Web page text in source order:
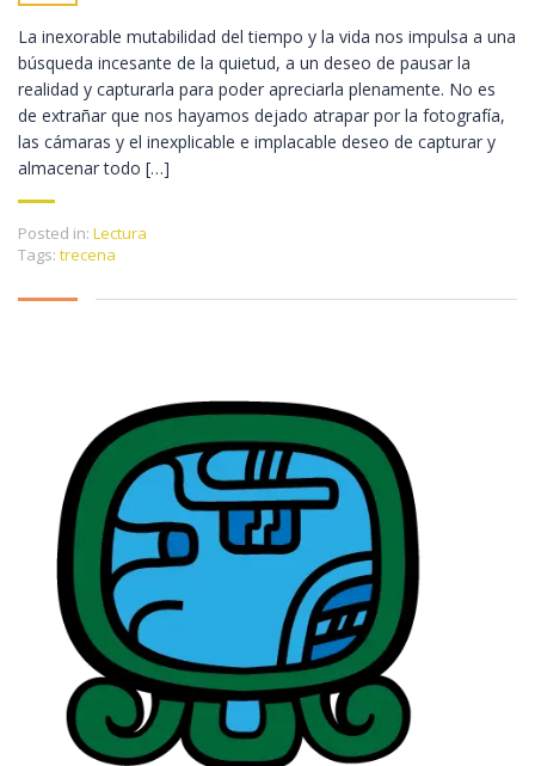
La inexorable mutabilidad del tiempo y la vida nos impulsa a una
búsqueda incesante de la quietud, a un deseo de pausar la
realidad y capturarla para poder apreciarla plenamente. No es
de extrañar que nos hayamos dejado atrapar por la fotografía,
las cámaras y el inexplicable e implacable deseo de capturar y
almacenar todo […]
Posted in: Lectura
Tags: trecena